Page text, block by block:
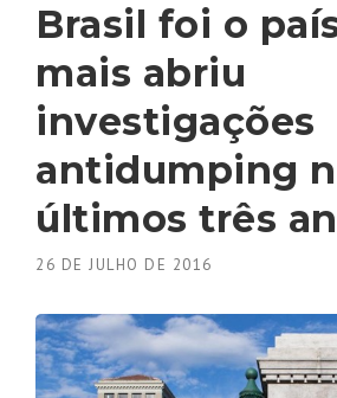
Brasil foi o
mais abriu
investigações
antidumping
últimos três
26 DE JULHO DE 2016